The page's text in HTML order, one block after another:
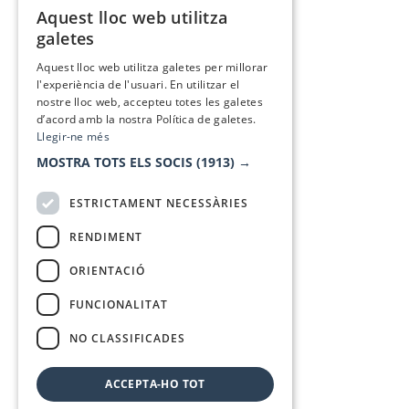
Aquest lloc web utilitza
galetes
Aquest lloc web utilitza galetes per millorar
l'experiència de l'usuari. En utilitzar el
nostre lloc web, accepteu totes les galetes
d’acord amb la nostra Política de galetes.
Llegir-ne més
MOSTRA TOTS ELS SOCIS (1913) →
ESTRICTAMENT NECESSÀRIES
RENDIMENT
ORIENTACIÓ
FUNCIONALITAT
NO CLASSIFICADES
ACCEPTA-HO TOT